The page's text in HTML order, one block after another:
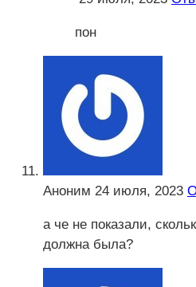
пон
Аноним 24 июля, 2023
а че не показали,
должна была?